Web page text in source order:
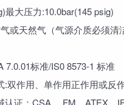
最大压力:10.0bar(145 psig)
或天然气（气源介质必须清
7.0.01标准/IS0 8573-1 标准
:双作用、单作用正作用或反
认证：CSA、 FM、ATEX、